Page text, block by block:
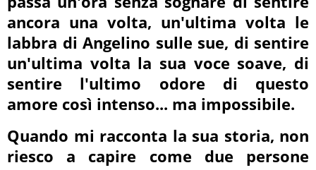
ancora una volta, un'ultima volta le
labbra di Angelino sulle sue, di sentire
un'ultima volta la sua voce soave, di
sentire l'ultimo odore di questo
amore così intenso... ma impossibile.
Quando mi racconta la sua storia, non
riesco a capire come due persone